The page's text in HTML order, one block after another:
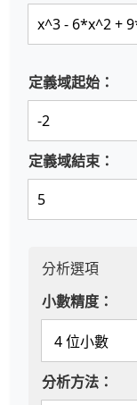
定義域起始：
定義域結束：
分析選項
小數精度：
分析方法：